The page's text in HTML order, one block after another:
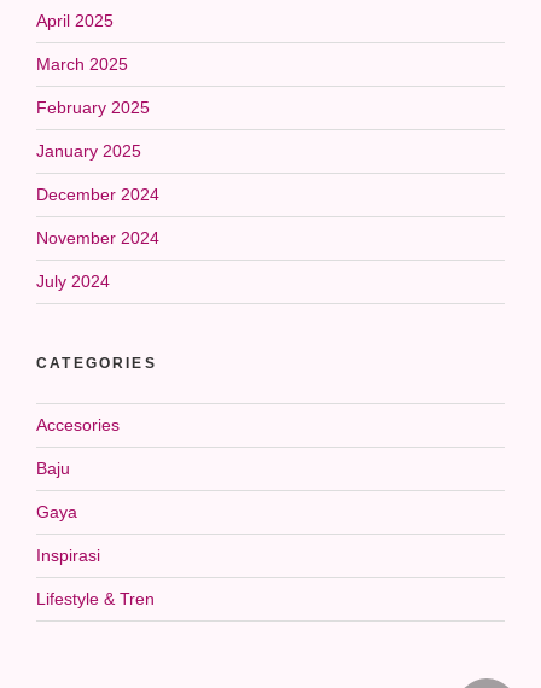
April 2025
March 2025
February 2025
January 2025
December 2024
November 2024
July 2024
CATEGORIES
Accesories
Baju
Gaya
Inspirasi
Lifestyle & Tren